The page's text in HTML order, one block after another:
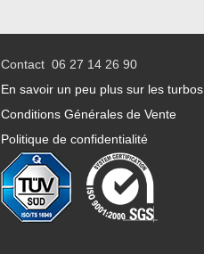
Contact 06 27 14 26 90
En savoir un peu plus sur les turbos
Conditions Générales de Vente
Politique de confidentialité